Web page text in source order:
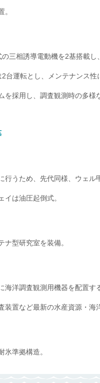
三相誘導電動機を2基搭載し
台運転とし、メンテナンス性
を採用し、調査観測時の多様
行うため、先代同様、ウェル
イは油圧起倒式。
ナ型研究室を装備。
海洋調査観測用機器を配置す
装置など最新の水産資源・海
氷準拠構造。